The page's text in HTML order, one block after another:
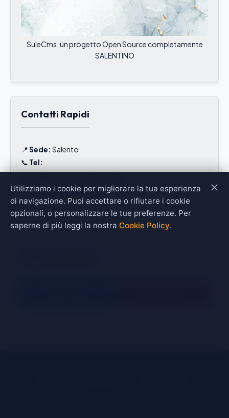
SuleCms, un progetto Open Source completamente
SALENTINO
Contatti Rapidi
📍Sede: Salento
📞 Tel:
✉️Email:info@sulecms.com
🕒Orari: Lun-Ven 09:00 - 18:00 ×
Utilizziamo i cookie per migliorare la tua esperienza
di navigazione. Puoi accettare o rifiutare i cookie
opzionali, o personalizzare le tue preferenze. Per
saperne di più leggi la nostra Cookie Policy.